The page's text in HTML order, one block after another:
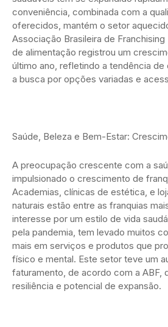
conveniência, combinada com a
oferecidos, mantém o setor
Associação Brasileira de
de alimentação registrou um
último ano, refletindo a tendência
a busca por opções variadas e
Saúde, Beleza e Bem-Estar:
A preocupação crescente com a
impulsionado o crescimento de
Academias, clínicas de estética, e
naturais estão entre as franquias
interesse por um estilo de vida
pela pandemia, tem levado muitos
mais em serviços e produtos que
físico e mental. Este setor teve um
faturamento, de acordo com a ABF,
resiliência e potencial de expansão.